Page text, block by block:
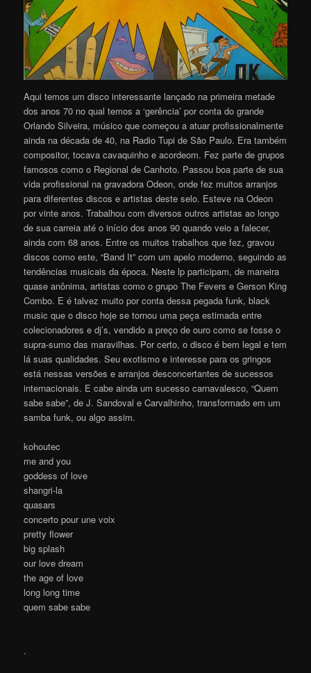
Aqui temos um disco interessante lançado na primeira metade
dos anos 70 no qual temos a ‘gerência’ por conta do grande
Orlando Silveira, músico que começou a atuar profissionalmente
ainda na década de 40, na Radio Tupi de São Paulo. Era também
compositor, tocava cavaquinho e acordeom. Fez parte de grupos
famosos como o Regional de Canhoto. Passou boa parte de sua
vida profissional na gravadora Odeon, onde fez muitos arranjos
para diferentes discos e artistas deste selo. Esteve na Odeon
por vinte anos. Trabalhou com diversos outros artistas ao longo
de sua carreia até o início dos anos 90 quando veio a falecer,
ainda com 68 anos. Entre os muitos trabalhos que fez, gravou
discos como este, “Band It” com um apelo moderno, seguindo as
tendências musicais da época. Neste lp participam, de maneira
quase anônima, artistas como o grupo The Fevers e Gerson King
Combo. E é talvez muito por conta dessa pegada funk, black
music que o disco hoje se tornou uma peça estimada entre
colecionadores e dj’s, vendido a preço de ouro como se fosse o
supra-sumo das maravilhas. Por certo, o disco é bem legal e tem
lá suas qualidades. Seu exotismo e interesse para os gringos
está nessas versões e arranjos desconcertantes de sucessos
internacionais. E cabe ainda um sucesso carnavalesco, “Quem
sabe sabe”, de J. Sandoval e Carvalhinho, transformado em um
samba funk, ou algo assim.
kohoutec
me and you
goddess of love
shangri-la
quasars
concerto pour une voix
pretty flower
big splash
our love dream
the age of love
long long time
quem sabe sabe
.